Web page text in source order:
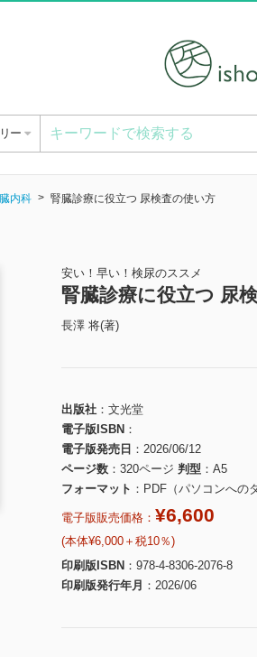
ー
内科 腎臓診療に役立つ 尿検査の使い方
安い！早い！検尿のススメ
腎臓診療に役立つ 尿
長澤 将(著)
出版社
文光堂
電子版ISBN
電子版発売日
2026/06/12
ページ数
320ページ 判型
A5
フォーマット
PDF（パソコンへの
電子版販売価格： ¥6,600
(本体¥6,000＋税10％)
印刷版ISBN
978-4-8306-2076-8
印刷版発行年月
2026/06